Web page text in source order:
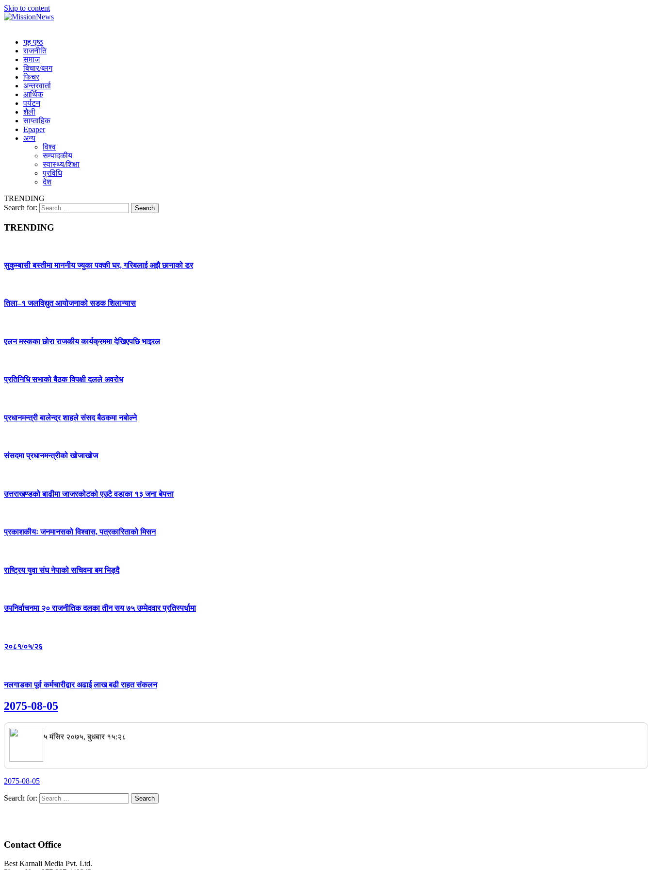
Skip to content
गृह पृष्ठ
राजनीति
समाज
बिचार/ब्लग
फिचर
अन्तरवार्ता
आर्थिक
पर्यटन
शैली
साप्ताहिक
Epaper
अन्य
विश्व
सम्पादकीय
स्वास्थ्य/शिक्षा
प्रविधि
देश
TRENDING
Search for:
TRENDING
सुकुम्बासी बस्तीमा माननीय ज्युका पक्की घर, गरिबलाई अझै छानाको डर
तिला–१ जलविद्युत आयोजनाको सडक शिलान्यास
एलन मस्कका छोरा राजकीय कार्यक्रममा देखिएपछि भाइरल
प्रतिनिधि सभाको बैठक विपक्षी दलले अवरोध
प्रधानमन्त्री बालेन्द्र शाहले संसद बैठकमा नबोल्ने
संसदमा प्रधानमन्त्रीको खोजाखोज
उत्तराखण्डको बाढीमा जाजरकोटको एउटै वडाका १३ जना बेपत्ता
प्रकाशकीयः जनमानसको विश्वास, पत्रकारिताको मिसन
राष्ट्रिय युवा संघ नेपाको सचिवमा बम भिड्दै
उपनिर्वाचनमा २० राजनीतिक दलका तीन सय ७५ उम्मेदवार प्रतिस्पर्धामा
२०८१/०५/२६
नलगाडका पूर्व कर्मचारीद्वार अढाई लाख बढी राहत संकलन
2075-08-05
५ मंसिर २०७५, बुधबार १५:२८
2075-08-05
Search for:
Contact Office
Best Karnali Media Pvt. Ltd.